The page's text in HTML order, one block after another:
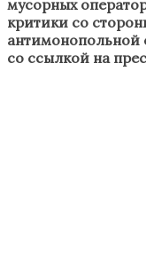
мусорных
критики со
со ссылкой на